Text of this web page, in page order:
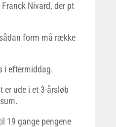
Nivard, der pt
form må række
i eftermiddag.
ude i et 3-årsløb
19 gange pengene